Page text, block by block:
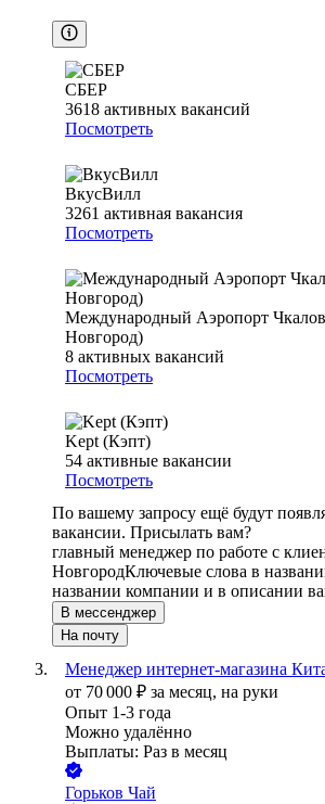
СБЕР
3618 активных вакансий
Посмотреть
ВкусВилл
3261 активная вакансия
Посмотреть
Международный Аэропорт
Новгород)
8 активных вакансий
Посмотреть
Kept (Кэпт)
54 активные вакансии
Посмотреть
По вашему запросу ещё будут
вакансии. Присылать вам?
главный менеджер по работе с
НовгородКлючевые слова в
названии компании и в описании
В мессенджер
На почту
Менеджер интернет-магазина
от 70 000 ₽ за месяц, на руки
Опыт 1-3 года
Можно удалённо
Выплаты: Раз в месяц
Горьков Чай